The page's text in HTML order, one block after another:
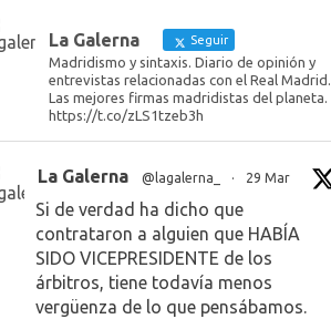
La Galerna Seguir
Madridismo y sintaxis. Diario de opinión y
entrevistas relacionadas con el Real Madrid.
Las mejores firmas madridistas del planeta.
https://t.co/zLS1tzeb3h
La Galerna @lagalerna_ · 29 Mar
Si de verdad ha dicho que
contrataron a alguien que HABÍA
SIDO VICEPRESIDENTE de los
árbitros, tiene todavía menos
vergüenza de lo que pensábamos.